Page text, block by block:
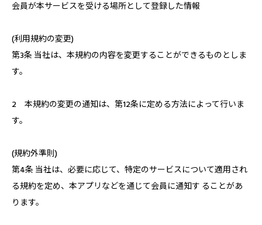
会員が本サービスを受ける場所として登録した情報
(利用規約の変更)
第3条 当社は、本規約の内容を変更することができるものとしま
す。
2 本規約の変更の通知は、第12条に定める方法によって行いま
す。
(規約外準則)
第4条 当社は、必要に応じて、特定のサービスについて適用され
る規約を定め、本アプリなどを通じて会員に通知す ることがあ
ります。